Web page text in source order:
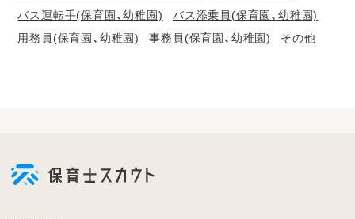
バス運転手(保育園、幼稚園)
バス添乗員(保育園、幼稚園)
用務員(保育園、幼稚園)
事務員(保育園、幼稚園) その他
登